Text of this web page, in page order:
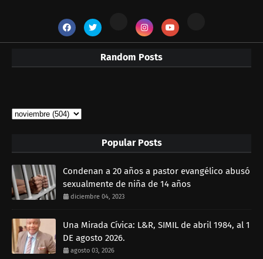
Random Posts
Popular Posts
Condenan a 20 años a pastor evangélico abusó
sexualmente de niña de 14 años
diciembre 04, 2023
Una Mirada Cívica: L&R, SIMIL de abril 1984, al 1
DE agosto 2026.
agosto 03, 2026